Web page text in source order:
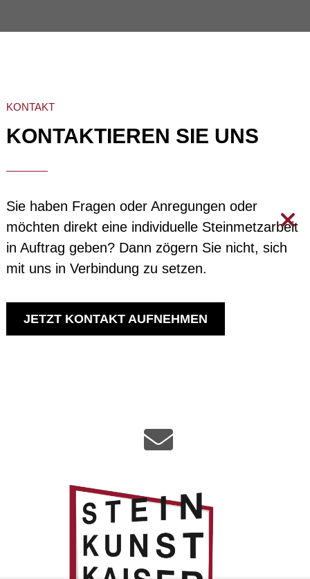
KONTAKT
KONTAKTIEREN SIE UNS
Sie haben Fragen oder Anregungen oder
möchten direkt eine individuelle Steinmetzarbeit
in Auftrag geben? Dann zögern Sie nicht, sich
mit uns in Verbindung zu setzen.
JETZT KONTAKT AUFNEHMEN
DATENSCHUTZ
AGB IMPRESSUM
[borlabs-cookie type="btn-cookie-preference"
title="Cookie-Einstellungen" element="link"/]